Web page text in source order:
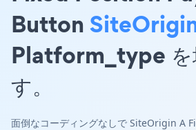
Button
Platform_type を
す。
面倒なコーディングなしで SiteOrigin A